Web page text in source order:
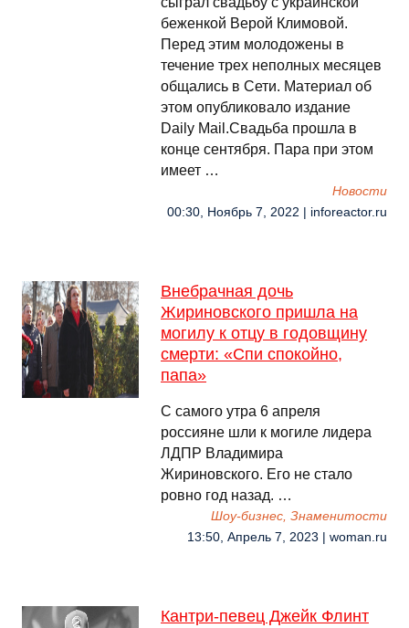
беженкой Верой Климовой.
Перед этим молодожены в
течение трех неполных месяцев
общались в Сети. Материал об
этом опубликовало издание
Daily Mail.Свадьба прошла в
конце сентября. Пара при этом
имеет …
Новости
00:30, Ноябрь 7, 2022 | inforeactor.ru
Внебрачная дочь
Жириновского пришла на
могилу к отцу в годовщину
смерти: «Спи спокойно,
папа»
С самого утра 6 апреля
россияне шли к могиле лидера
ЛДПР Владимира
Жириновского. Его не стало
ровно год назад. …
Шоу-бизнес, Знаменитости
13:50, Апрель 7, 2023 | woman.ru
Кантри-певец Джейк Флинт